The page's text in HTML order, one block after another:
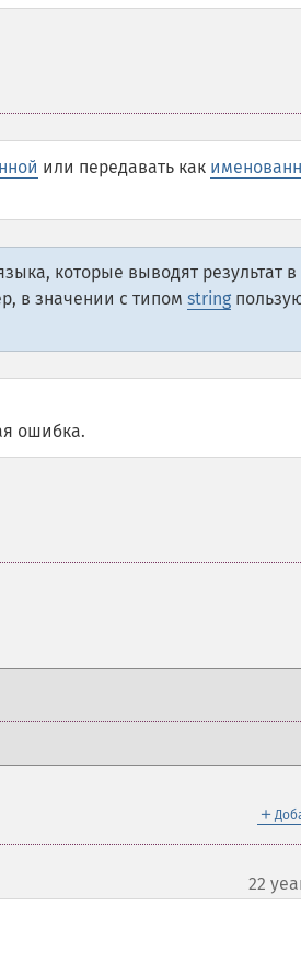
или передавать как
которые выводят результат в
в значении с типом string
ошибка.
＋
22